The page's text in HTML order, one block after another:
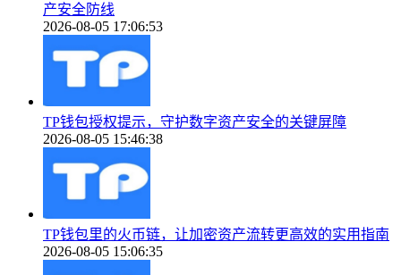
产安全防线
2026-08-05 17:06:53
TP钱包授权提示，守护数字资产安全的关键屏障
2026-08-05 15:46:38
TP钱包里的火币链，让加密资产流转更高效的实用指南
2026-08-05 15:06:35